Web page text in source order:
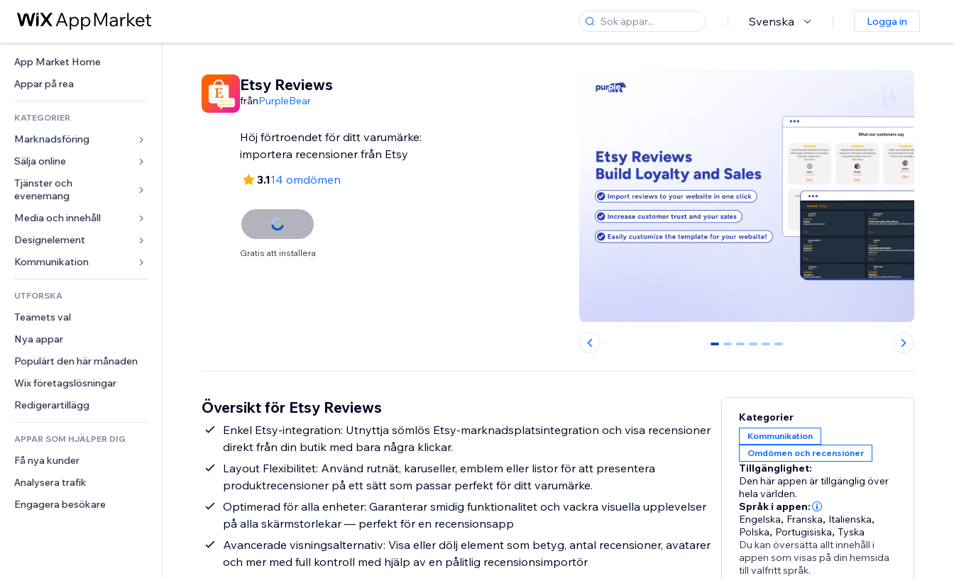
Svenska Logga in
App Market Home
Appar på rea
KATEGORIER
Marknadsföring
Annonser
Mobil
Statistik
Sociala medier
SEO
Interaktioner
Listningar
E-post
Konvertering
Sälja online
Appar för butiker
Frakt och leverans
Sälj-knappar
Onlinekurser
Beställtryck
Redovisning
Kuponger och lojalitet
Lagerlösningar
Dropshipping
Priser och abonnemang
Crowdfunding
Mat och dryck
Tjänster och
evenemang
Hotell
Evenemang
Restauranger
Fastigheter
Bokningar
Media och innehåll
Galleri
Musik
Podcasts
Fotografering
Video
PDF
Fildelning
Nyheter
Designelement
Kartor och navigering
Integritet och säkerhet
Klocka
Sidmallar
Bildeffekter
Knappar och menyer
Banners och märken
Kalkylatorer
Sök
Väder
Diagram och tabeller
Formulär
Undersökningar
Chatt
Kommentarer
Telefon
Community
Omdömen och recensioner
CRM
UTFORSKA
Teamets val
Nya appar
Populärt den här månaden
Wix företagslösningar
Redigerartillägg
APPAR SOM HJÄLPER DIG
Få nya kunder
Analysera trafik
Engagera besökare
Etsy Reviews
frånPurpleBear
Höj förtroendet för ditt varumärke:
importera recensioner från Etsy
3.114 omdömen
Gratis att installera
0 1 2 3 4 5
Översikt för Etsy Reviews
Enkel Etsy-integration: Utnyttja sömlös Etsy-marknadsplatsintegration och visa recensioner
direkt från din butik med bara några klickar.
Layout Flexibilitet: Använd rutnät, karuseller, emblem eller listor för att presentera
produktrecensioner på ett sätt som passar perfekt för ditt varumärke.
Optimerad för alla enheter: Garanterar smidig funktionalitet och vackra visuella upplevelser
på alla skärmstorlekar — perfekt för en recensionsapp
Avancerade visningsalternativ: Visa eller dölj element som betyg, antal recensioner, avatarer
och mer med full kontroll med hjälp av en pålitlig recensionsimportör
Kategorier
Kommunikation
Omdömen och recensioner
Tillgänglighet:
Den här appen är tillgänglig över
hela världen.
Språk i appen:
Engelska, Franska, Italienska,
Polska, Portugisiska,Tyska
Du kan översätta allt innehåll i
appen som visas på din hemsida
till valfritt språk.